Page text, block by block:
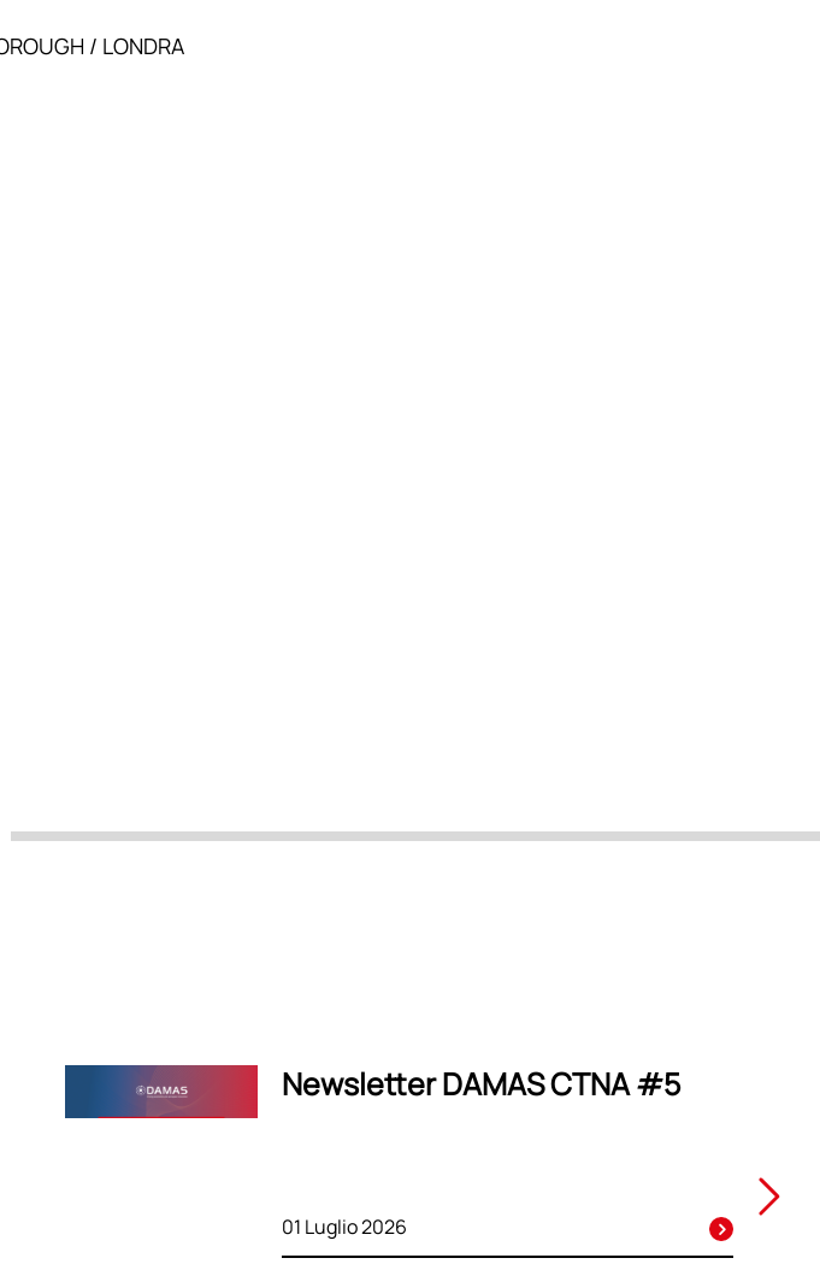
/ LONDRA
Newsletter DAMAS CTNA #5
01 Luglio 2026